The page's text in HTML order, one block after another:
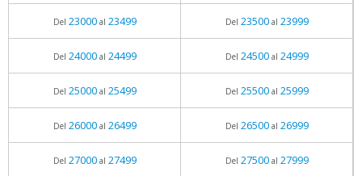
Del 23000al 23499 Del 23500al 23999
Del 24000al 24499 Del 24500al 24999
Del 25000al 25499 Del 25500al 25999
Del 26000al 26499 Del 26500al 26999
Del 27000al 27499 Del 27500al 27999